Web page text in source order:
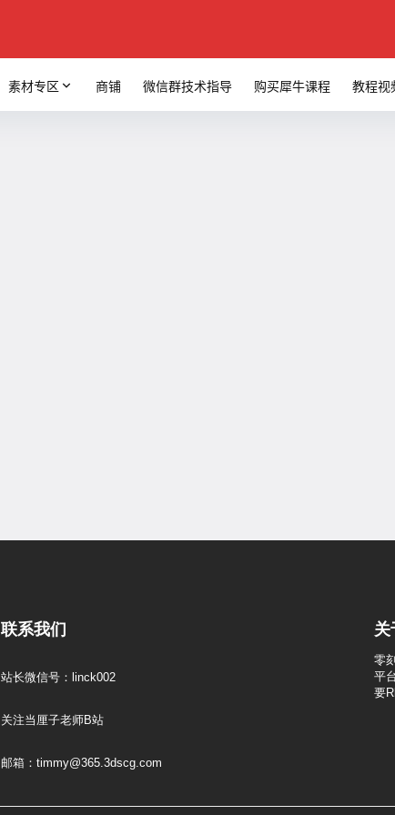
素材专区 商铺 微信群技术指导 购买犀牛课程 教程视
联系我们
站长微信号：linck002
关注当厘子老师B站
邮箱：timmy@365.3dscg.com
关
零
平
要